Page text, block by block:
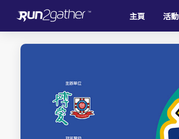
主頁 活動